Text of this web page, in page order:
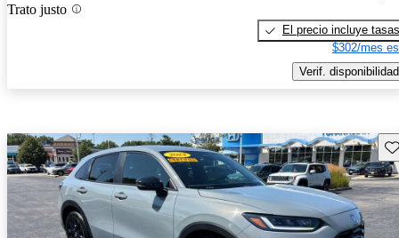
Trato justo
El precio incluye tasas
$302/mes
Verif. disponibilidad